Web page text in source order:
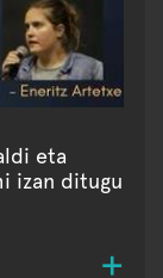
eta
izan ditugu